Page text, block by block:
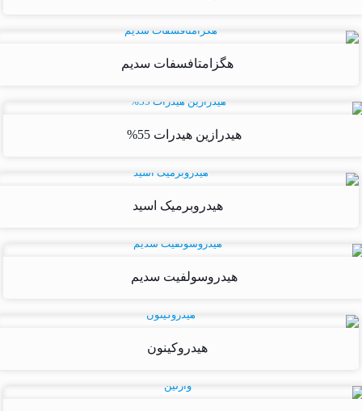
هگزامتافسفات سدیم
هیدرازین هیدرات 55%
هیدروبرمیک اسید
هیدروسولفیت سدیم
هیدروکینون